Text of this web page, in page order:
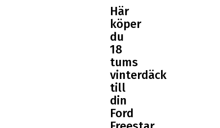
köper
du
18
tums
vinterdäck
till
din
Ford
Freestar